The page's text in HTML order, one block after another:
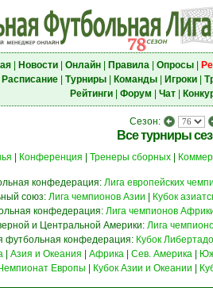
| Новости| Онлайн| Правила| Опросы|
Расписание| Турниры| Команды| Игроки|
Рейтинги| Форум Чат|
Сезон:
Все турниры
Конференция Тренеры сборных
конфедерация: Лига европейских
союз: Лига чемпионов Азии
Кубок
конфедерация: Лига чемпионов
и Центральной Америки: Лига
футбольная конфедерация: Кубок
| Азия и Океания Африка| Сев. Америка|
Европы Кубок Азии и Океании